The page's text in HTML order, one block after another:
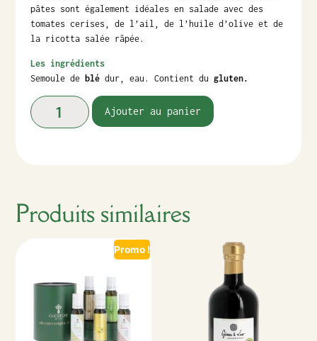
pâtes sont également idéales en salade avec des
tomates cerises, de l’ail, de l’huile d’olive et de
la ricotta salée râpée.
Les ingrédients
Semoule de blédur, eau. Contient du gluten.
Ajouter au panier
Produits similaires
Promo !